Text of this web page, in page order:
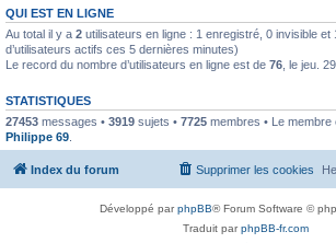
QUI EST EN LIGNE
Au total il y a 2 utilisateurs en ligne : 1 enregistré, 0 invisible et
d’utilisateurs actifs ces 5 dernières minutes)
Le record du nombre d’utilisateurs en ligne est de 76 , le jeu.
STATISTIQUES
27453 messages • 3919 sujets • 7725 membres • Le
Philippe 69
Index du forum Supprimer les cookies
Développé parphpBB® Forum Software ©
Traduit parphpBB-fr.com